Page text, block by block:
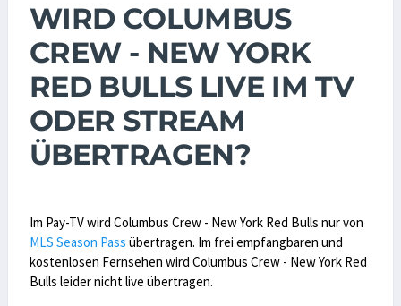
WIRD COLUMBUS
CREW - NEW YORK
RED BULLS LIVE IM TV
ODER STREAM
ÜBERTRAGEN?
Im Pay-TV wird Columbus Crew - New York Red Bulls nur von
MLS Season Pass übertragen. Im frei empfangbaren und
kostenlosen Fernsehen wird Columbus Crew - New York Red
Bulls leider nicht live übertragen.